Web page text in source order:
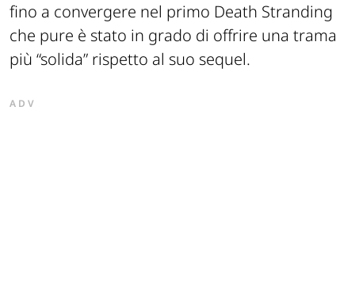
fino a convergere nel primo Death Stranding
che pure è stato in grado di offrire una trama
più “solida” rispetto al suo sequel.
ADV